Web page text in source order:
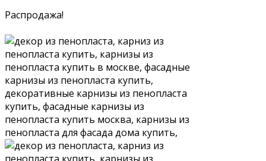
Распродажа!